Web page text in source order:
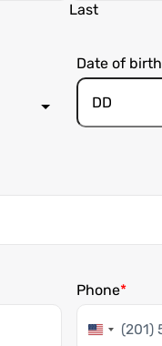
Last
Date of birth
Phone
United